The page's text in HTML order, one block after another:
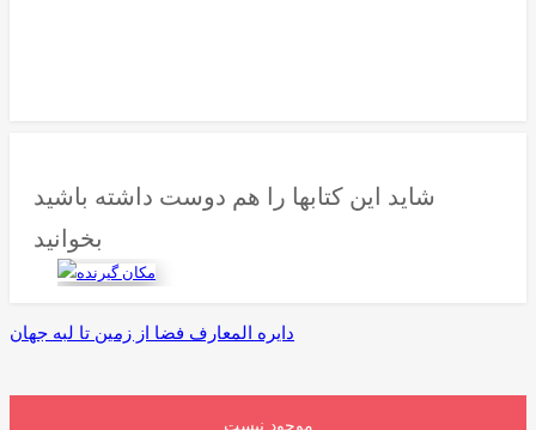
شاید این کتابها را هم دوست داشته باشید
بخوانید
دایره المعارف فضا از زمین تا لبه جهان
موجود نیست